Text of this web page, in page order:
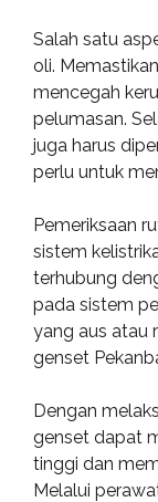
Salah satu
oli.
mencegah
pelumasan.
juga harus
perlu untuk
Pemeriksaan
sistem
terhubung
pada sistem
yang aus atau
genset
Dengan
genset dapat
tinggi dan
Melalui